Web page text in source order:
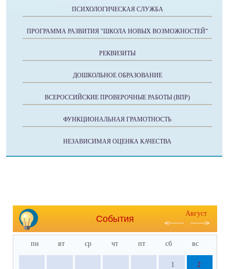
ПСИХОЛОГИЧЕСКАЯ СЛУЖБА
ПРОГРАММА РАЗВИТИЯ "ШКОЛА НОВЫХ ВОЗМОЖНОСТЕЙ"
РЕКВИЗИТЫ
ДОШКОЛЬНОЕ ОБРАЗОВАНИЕ
ВСЕРОССИЙСКИЕ ПРОВЕРОЧНЫЕ РАБОТЫ (ВПР)
ФУНКЦИОНАЛЬНАЯ ГРАМОТНОСТЬ
НЕЗАВИСИМАЯ ОЦЕНКА КАЧЕСТВА
События
Август
пн вт ср чт пт сб вс
1 2